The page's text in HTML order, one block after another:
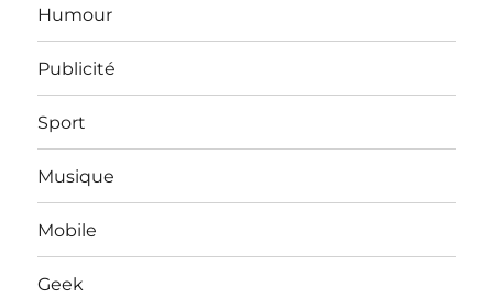
Humour
Publicité
Sport
Musique
Mobile
Geek